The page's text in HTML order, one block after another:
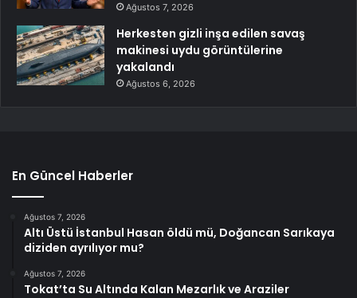
Ağustos 7, 2026
Herkesten gizli inşa edilen savaş
makinesi uydu görüntülerine
yakalandı
Ağustos 6, 2026
En Güncel Haberler
Ağustos 7, 2026
Altı Üstü İstanbul Hasan öldü mü, Doğancan Sarıkaya
diziden ayrılıyor mu?
Ağustos 7, 2026
Tokat’ta Su Altında Kalan Mezarlık ve Araziler